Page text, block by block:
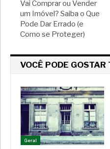
Vai Comprar ou Vender
um Imóvel? Saiba o Que
Pode Dar Errado (e
Como se Proteger)
VOCÊ PODE
Geral